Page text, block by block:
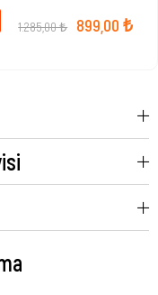
899,00 ₺
1.285,00 ₺